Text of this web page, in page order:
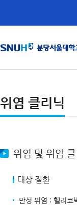
위염 클리닉
위염 및 위암
대상 질환
만성 위염 : 헬리코